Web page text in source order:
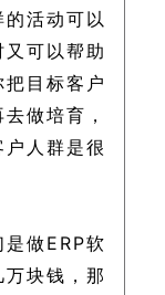
活动可以
可以帮助
目标客户
做培育，
人群是很
做ERP软
块钱，那